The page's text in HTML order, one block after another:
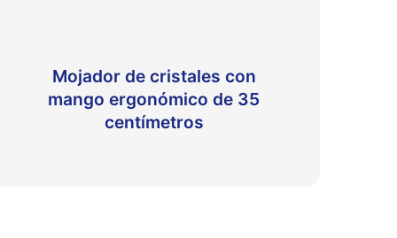
Mojador de cristales con
mango ergonómico de 35
centímetros